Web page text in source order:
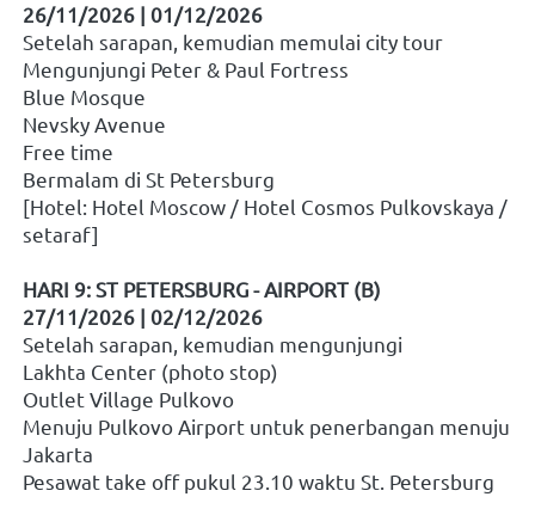
26/11/2026 | 01/12/2026
Setelah sarapan, kemudian memulai city tour
Mengunjungi Peter & Paul Fortress
Blue Mosque
Nevsky Avenue
Free time
Bermalam di St Petersburg
[Hotel: Hotel Moscow / Hotel Cosmos Pulkovskaya /
setaraf]
HARI 9: ST PETERSBURG - AIRPORT (B)
27/11/2026 | 02/12/2026
Setelah sarapan, kemudian mengunjungi
Lakhta Center (photo stop)
Outlet Village Pulkovo
Menuju Pulkovo Airport untuk penerbangan menuju
Jakarta
Pesawat take off pukul 23.10 waktu St. Petersburg